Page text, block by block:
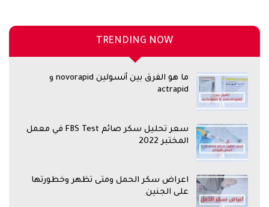
TRENDING NOW
ما هو الفرق بين أنسولين novorapid و
actrapid
سعر تحليل سكر صائم FBS Test في معمل
المختبر 2022
اعراض سكر الحمل ومتى تظهر وخطورتها
على الجنين